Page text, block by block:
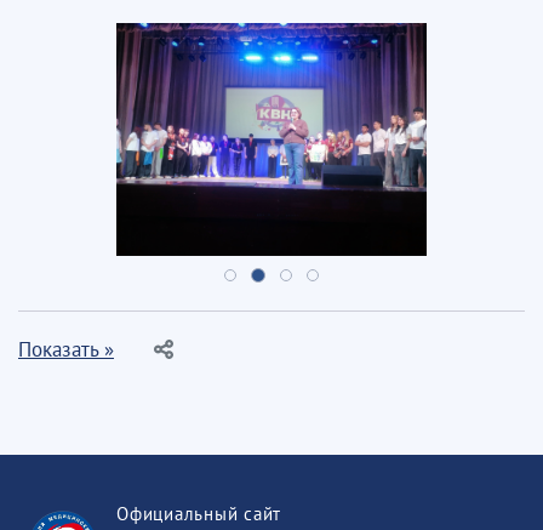
Показать »
Официальный сайт